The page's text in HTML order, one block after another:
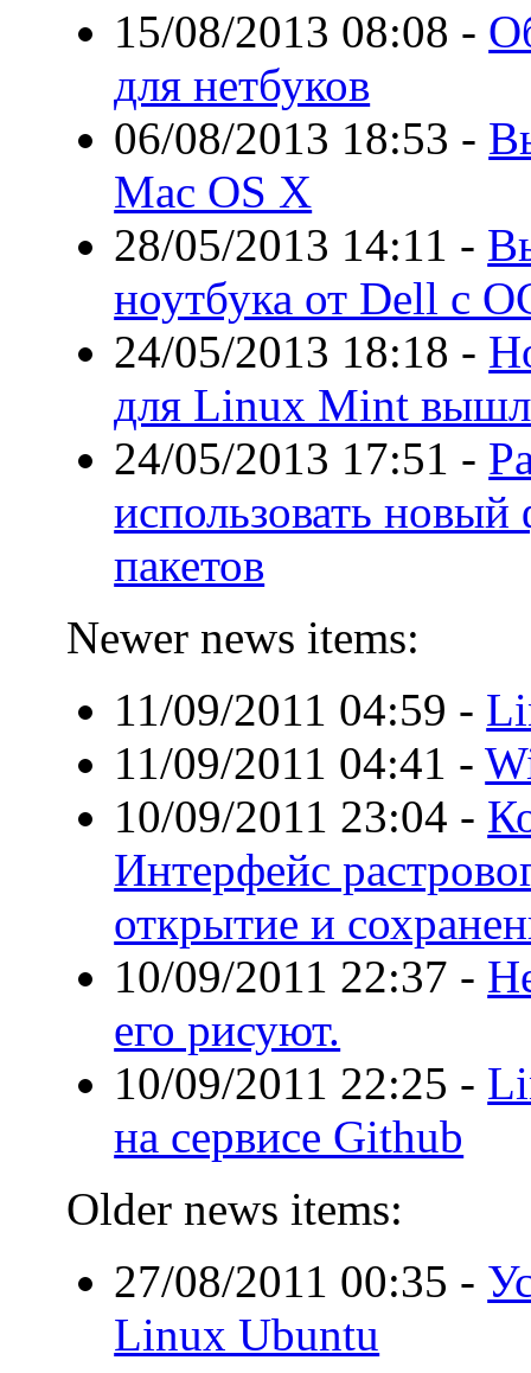
15/08/2013 08:08 -
для нетбуков
06/08/2013 18:53 -
Mac OS X
28/05/2013 14:11 -
ноутбука от Dell с
24/05/2013 18:18 -
для Linux Mint
24/05/2013 17:51 -
использовать
пакетов
Newer news items:
11/09/2011 04:59 -
11/09/2011 04:41 -
10/09/2011 23:04 -
Интерфейс
открытие и
10/09/2011 22:37 -
его рисуют.
10/09/2011 22:25 -
на сервисе Github
Older news items:
27/08/2011 00:35 -
Linux Ubuntu